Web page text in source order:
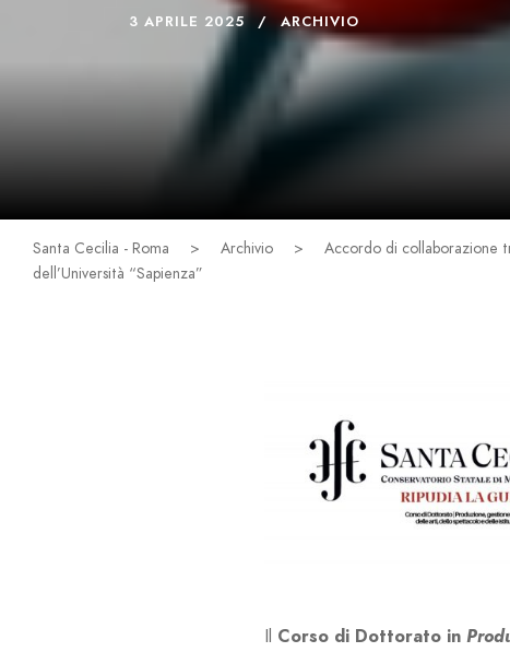
3 APRILE 2025 ARCHIVIO
Santa Cecilia - Roma > Archivio >
Accordo di collaborazione
dell’Università “Sapienza”
Il Corso di Dottorato in